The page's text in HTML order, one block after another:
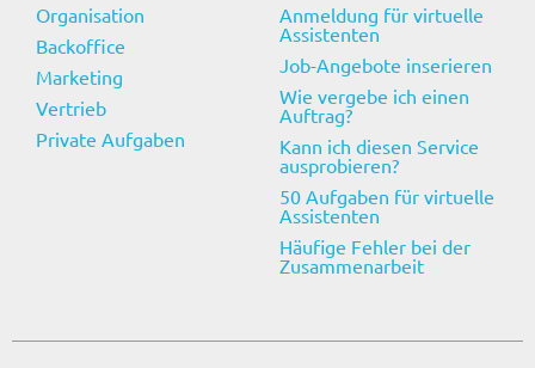
Organisation
Backoffice
Marketing
Vertrieb
Private Aufgaben
Anmeldung für virtuelle
Assistenten
Job-Angebote inserieren
Wie vergebe ich einen
Auftrag?
Kann ich diesen Service
ausprobieren?
50 Aufgaben für virtuelle
Assistenten
Häufige Fehler bei der
Zusammenarbeit